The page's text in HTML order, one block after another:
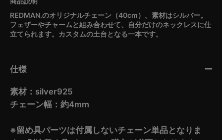
REDMAN.のオリジナルチェーン（40cm）。素材はシルバー。
フェザーやチャームと組み合わせて、自分だけのネックレスに仕
立てられます。カスタムの土台となる一本です。
仕様
素材：silver925
チェーン幅：約4mm
※留め具パーツは付属しないチェーン単品となりま